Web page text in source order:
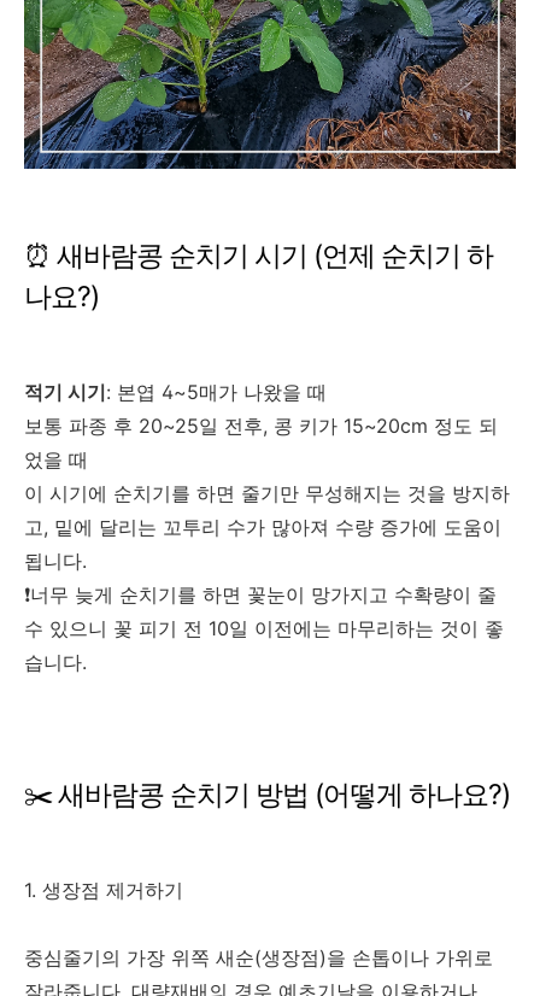
⏰ 새바람콩 순치기 시기 (언제 순치기 하
나요?)
적기 시기: 본엽 4~5매가 나왔을 때
보통 파종 후 20~25일 전후, 콩 키가 15~20cm 정도 되
었을 때
이 시기에 순치기를 하면 줄기만 무성해지는 것을 방지하
고, 밑에 달리는 꼬투리 수가 많아져 수량 증가에 도움이
됩니다.
❗너무 늦게 순치기를 하면 꽃눈이 망가지고 수확량이 줄
수 있으니 꽃 피기 전 10일 이전에는 마무리하는 것이 좋
습니다.
✂️ 새바람콩 순치기 방법 (어떻게 하나요?)
1. 생장점 제거하기
중심줄기의 가장 위쪽 새순(생장점)을 손톱이나 가위로